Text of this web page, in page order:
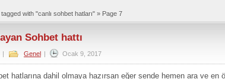
with "canlı sohbet hatları" » Page 7
Sohbet hattı
| Genel | Ocak 9, 2017
hatlarına dahil olmaya hazırsan eğer sende hemen ara ve en